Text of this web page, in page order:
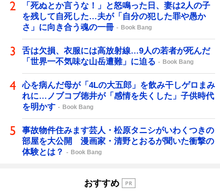
「死ぬとか言うな！」と怒鳴った日、妻は2人の子
を残して自死した…夫が「自分の犯した罪や愚か
さ」に向き合う魂の一冊
Book Bang
舌は欠損、衣服には高放射線…9人の若者が死んだ
「世界一不気味な山岳遭難」に迫る
Book Bang
心を病んだ母が「4Lの大五郎」を飲み干しゲロまみ
れに…ノブコブ徳井が「感情を失くした」子供時代
を明かす
Book Bang
事故物件住みます芸人・松原タニシがいわくつきの
部屋を大公開 漫画家・清野とおるが聞いた衝撃の
体験とは？
Book Bang
おすすめ